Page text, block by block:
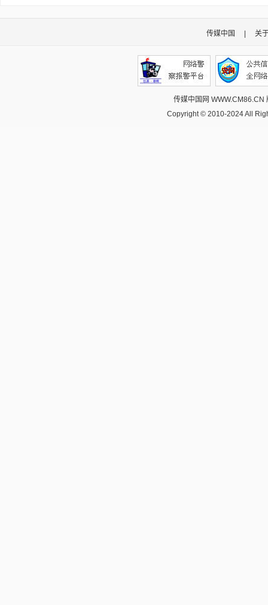
传媒中国 关
传媒中国网
Copyright © 2010-2024 All